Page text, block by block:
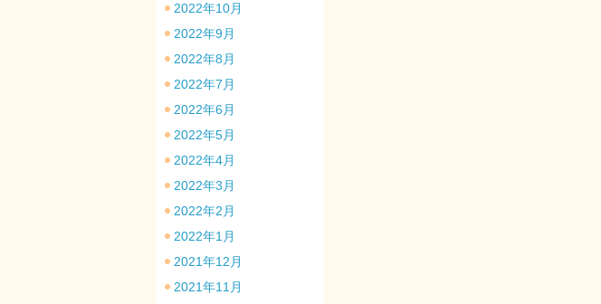
2022年10月
2022年9月
2022年8月
2022年7月
2022年6月
2022年5月
2022年4月
2022年3月
2022年2月
2022年1月
2021年12月
2021年11月